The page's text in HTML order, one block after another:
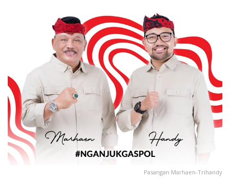
Pasangan Marhaen-Trihandy